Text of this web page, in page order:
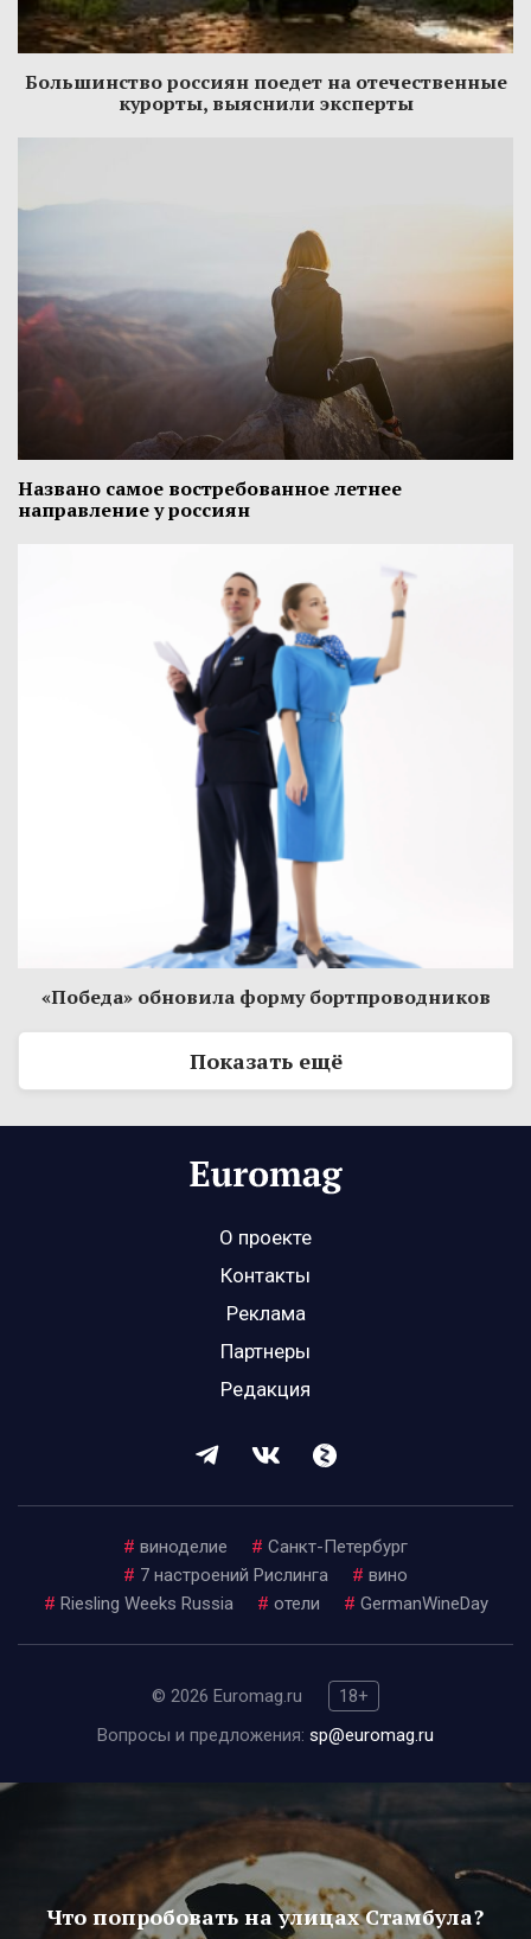
Большинство россиян поедет на отечественные
курорты, выяснили эксперты
Названо самое востребованное летнее
направление у россиян
«Победа» обновила форму бортпроводников
Показать ещё
О проекте
Контакты
Реклама
Партнеры
Редакция
# виноделие # Санкт-Петербург
# 7 настроений Рислинга # вино
# Riesling Weeks Russia # отели # GermanWineDay
© 2026 Euromag.ru
18+
Вопросы и предложения: sp@euromag.ru
Что попробовать на улицах Стамбула?